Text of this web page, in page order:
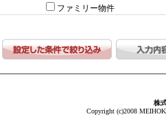
ファミリー物件
株
Copyright (c)2008